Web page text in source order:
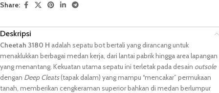
Share:
Deskripsi
Cheetah 3180 H adalah sepatu bot bertali yang dirancang untuk
menaklukkan berbagai medan kerja, dari lantai pabrik hingga area lapangan
yang menantang. Kekuatan utama sepatu ini terletak pada desain outsole
dengan Deep Cleats(tapak dalam) yang mampu “mencakar” permukaan
tanah, memberikan cengkeraman superior bahkan di medan berlumpur